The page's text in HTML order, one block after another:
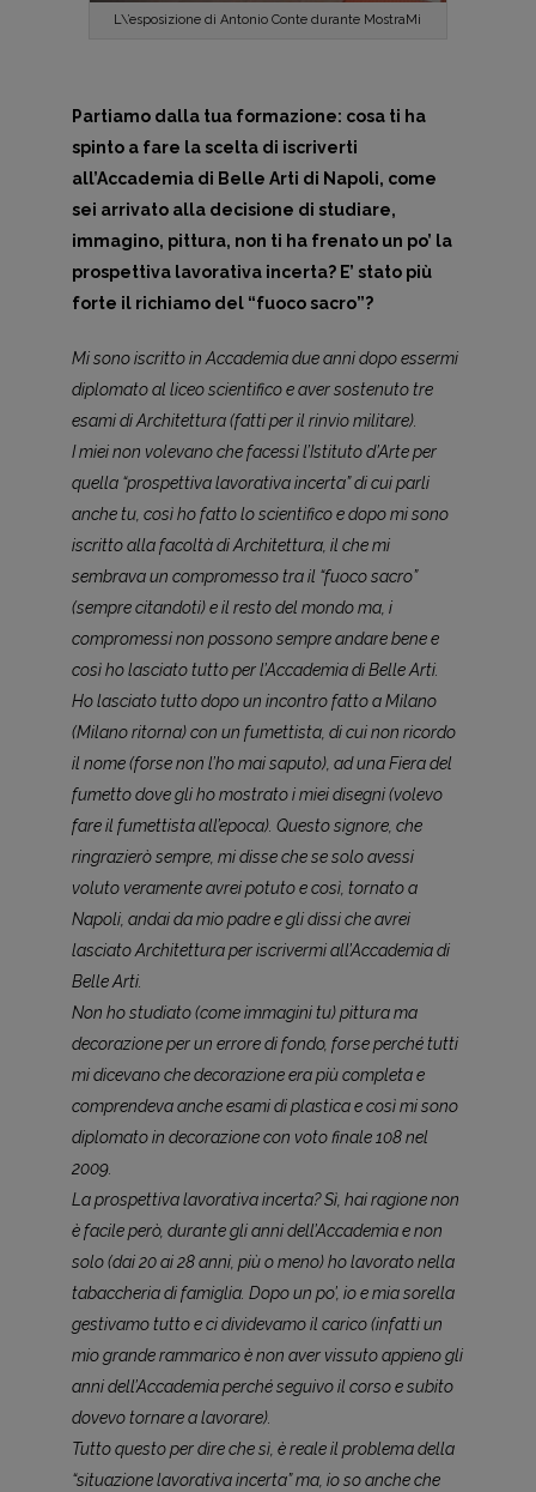
L\’esposizione di Antonio Conte durante MostraMi
Partiamo dalla tua formazione: cosa ti ha
spinto a fare la scelta di iscriverti
all’Accademia di Belle Arti di Napoli, come
sei arrivato alla decisione di studiare,
immagino, pittura, non ti ha frenato un po’ la
prospettiva lavorativa incerta? E’ stato più
forte il richiamo del “fuoco sacro”?
Mi sono iscritto in Accademia due anni dopo essermi
diplomato al liceo scientifico e aver sostenuto tre
esami di Architettura (fatti per il rinvio militare).
I miei non volevano che facessi l’Istituto d’Arte per
quella “prospettiva lavorativa incerta” di cui parli
anche tu, così ho fatto lo scientifico e dopo mi sono
iscritto alla facoltà di Architettura, il che mi
sembrava un compromesso tra il “fuoco sacro”
(sempre citandoti) e il resto del mondo ma, i
compromessi non possono sempre andare bene e
così ho lasciato tutto per l’Accademia di Belle Arti.
Ho lasciato tutto dopo un incontro fatto a Milano
(Milano ritorna) con un fumettista, di cui non ricordo
il nome (forse non l’ho mai saputo), ad una Fiera del
fumetto dove gli ho mostrato i miei disegni (volevo
fare il fumettista all’epoca). Questo signore, che
ringrazierò sempre, mi disse che se solo avessi
voluto veramente avrei potuto e così, tornato a
Napoli, andai da mio padre e gli dissi che avrei
lasciato Architettura per iscrivermi all’Accademia di
Belle Arti.
Non ho studiato (come immagini tu) pittura ma
decorazione per un errore di fondo, forse perché tutti
mi dicevano che decorazione era più completa e
comprendeva anche esami di plastica e così mi sono
diplomato in decorazione con voto finale 108 nel
2009.
La prospettiva lavorativa incerta? Sì, hai ragione non
è facile però, durante gli anni dell’Accademia e non
solo (dai 20 ai 28 anni, più o meno) ho lavorato nella
tabaccheria di famiglia. Dopo un po’, io e mia sorella
gestivamo tutto e ci dividevamo il carico (infatti un
mio grande rammarico è non aver vissuto appieno gli
anni dell’Accademia perché seguivo il corso e subito
dovevo tornare a lavorare).
Tutto questo per dire che sì, è reale il problema della
“situazione lavorativa incerta” ma, io so anche che